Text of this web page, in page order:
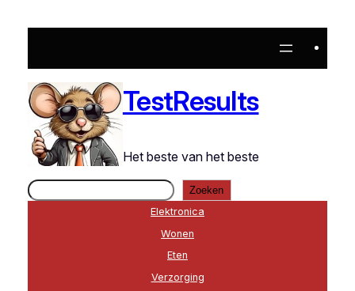
naar
inhoud
TestResults
Het beste van het beste
Zoeken
Zoeken
Elektronica
Wonen
Eten
Verzorging